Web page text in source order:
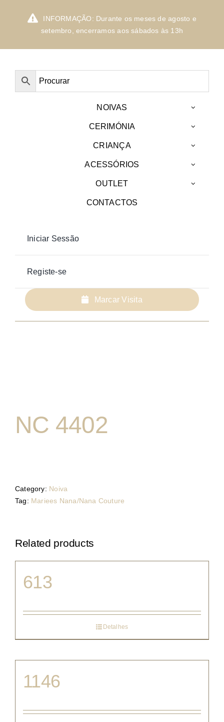
INFORMAÇÃO: Durante os meses de agosto e
setembro, encerramos aos sábados às 13h
NOIVAS
CERIMÓNIA
CRIANÇA
ACESSÓRIOS
OUTLET
CONTACTOS
Iniciar Sessão
Registe-se
Marcar Visita
NC 4402
Category: Noiva
Tag: Mariees Nana/Nana Couture
Related products
613
Detalhes
1146